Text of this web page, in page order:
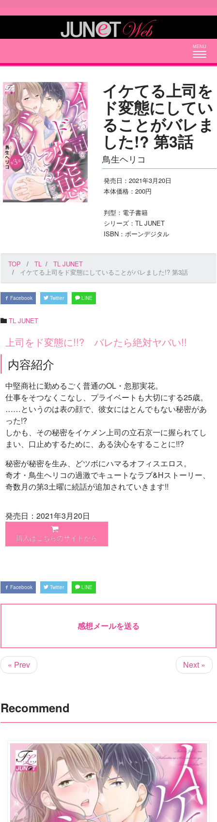
イケてる上司を
ド変態にしてい
ることがバレま
した!? 第3話
鳥生ヘリコ
発売日：2021年3月20日
本体価格：200円
判型：電子書籍
シリーズ：TL JUNET
ISBN：ボーンデジタル
TOP TL
TL JUNET
イケてる上司をド変態にしていることがバレました!? 第3話
Facebook Twitter LINE
TL JUNET
上司をド変態に!!? バレたら絶対ヤバい!!
内容紹介
中堅商社に勤めるごく普通のOL・忽那実花。
仕事をそつなくこなし、プライベートも大切にする25歳。
……というのは表の顔で、彼女にはとんでもない秘密があ
った!?
しかも、その秘密をイケメン上司の立石京一に握られてし
まい、口止めするために、ある決心をすることに!!?
秘密が秘密を生み、どツボにハマるオフィスエロス。
奇才・鳥生ヘリコの過激でキュートなラブ&Hストーリー、
奇数月の第3土曜に続話が追加されていきます!!
発売日：2021年3月20日
購入はこちらのサイトから
Facebook Twitter LINE
感想メールを送る
« Prev Next »
Recommend